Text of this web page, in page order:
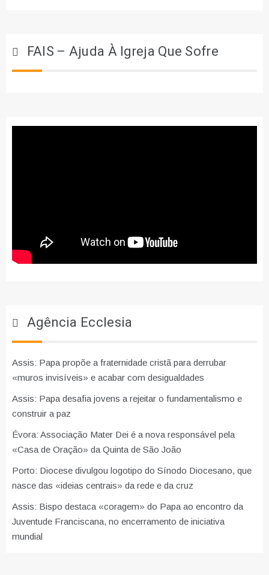
FAIS – Ajuda À Igreja Que Sofre
Agência Ecclesia
Assis: Papa propõe a fraternidade cristã para derrubar
«muros invisíveis» e acabar com desigualdades
Assis: Papa desafia jovens a rejeitar o fundamentalismo e
construir a paz
Évora: Associação Mater Dei é a nova responsável pela
«Casa de Oração» da Quinta de São João
Porto: Diocese divulgou logotipo do Sínodo Diocesano, que
nasce das «ideias centrais» da rede e da cruz
Assis: Bispo destaca «coragem» do Papa ao encontro da
Juventude Franciscana, no encerramento de iniciativa
mundial